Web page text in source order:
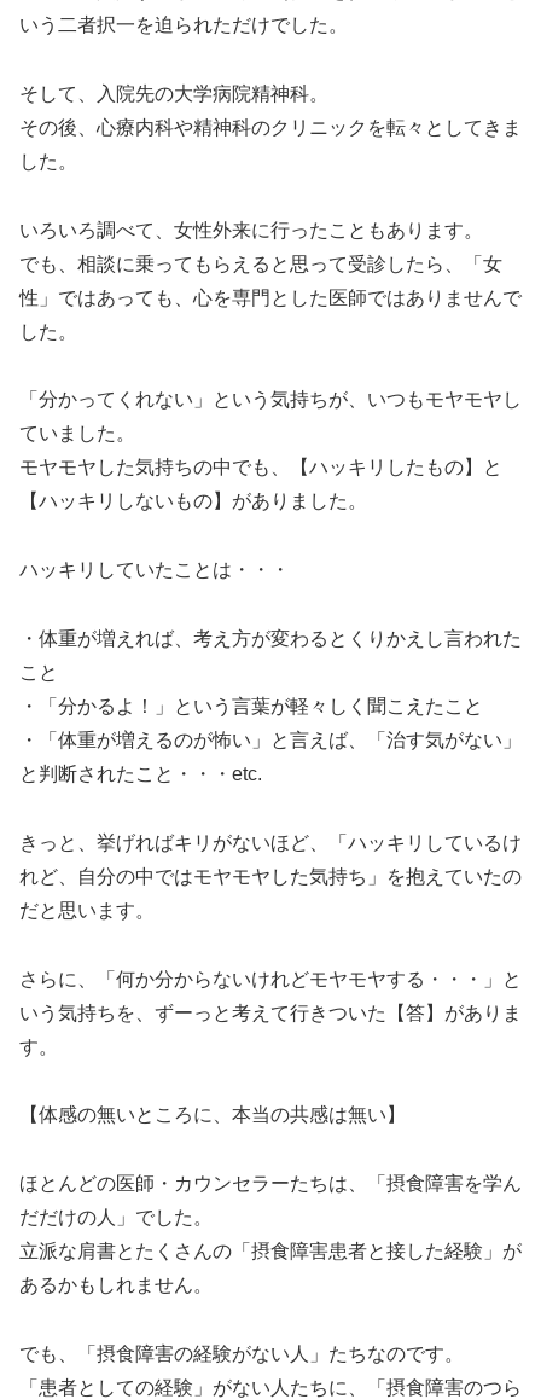
いう二者択一を迫られただけでした。
そして、入院先の大学病院精神科。
その後、心療内科や精神科のクリニックを転々としてきま
した。
いろいろ調べて、女性外来に行ったこともあります。
でも、相談に乗ってもらえると思って受診したら、「女
性」ではあっても、心を専門とした医師ではありませんで
した。
「分かってくれない」という気持ちが、いつもモヤモヤし
ていました。
モヤモヤした気持ちの中でも、【ハッキリしたもの】と
【ハッキリしないもの】がありました。
ハッキリしていたことは・・・
・体重が増えれば、考え方が変わるとくりかえし言われた
こと
・「分かるよ！」という言葉が軽々しく聞こえたこと
・「体重が増えるのが怖い」と言えば、「治す気がない」
と判断されたこと・・・etc.
きっと、挙げればキリがないほど、「ハッキリしているけ
れど、自分の中ではモヤモヤした気持ち」を抱えていたの
だと思います。
さらに、「何か分からないけれどモヤモヤする・・・」と
いう気持ちを、ずーっと考えて行きついた【答】がありま
す。
【体感の無いところに、本当の共感は無い】
ほとんどの医師・カウンセラーたちは、「摂食障害を学ん
だだけの人」でした。
立派な肩書とたくさんの「摂食障害患者と接した経験」が
あるかもしれません。
でも、「摂食障害の経験がない人」たちなのです。
「患者としての経験」がない人たちに、「摂食障害のつら